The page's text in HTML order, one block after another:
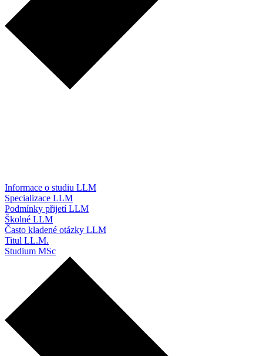
Informace o studiu LLM
Specializace LLM
Podmínky přijetí LLM
Školné LLM
Často kladené otázky LLM
Titul LL.M.
Studium MSc